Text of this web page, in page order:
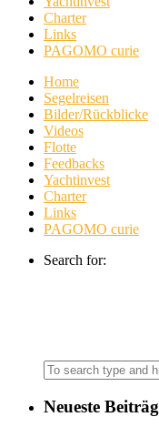
Charter
Links
PAGOMO curie
Home
Segelreisen
Bilder/Rückblicke
Videos
Flotte
Feedbacks
Yachtinvest
Charter
Links
PAGOMO curie
Search for:
Neueste